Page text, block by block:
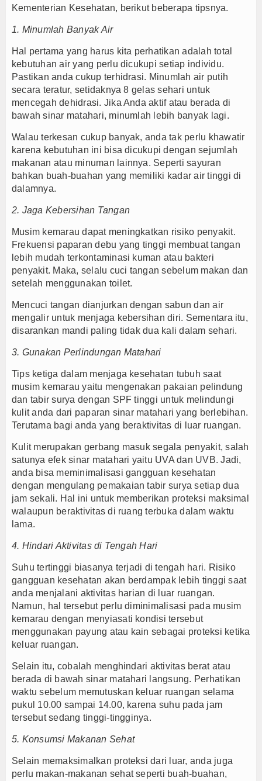
Kementerian Kesehatan, berikut beberapa tipsnya.
1. Minumlah Banyak Air
Hal pertama yang harus kita perhatikan adalah total
kebutuhan air yang perlu dicukupi setiap individu.
Pastikan anda cukup terhidrasi. Minumlah air putih
secara teratur, setidaknya 8 gelas sehari untuk
mencegah dehidrasi. Jika Anda aktif atau berada di
bawah sinar matahari, minumlah lebih banyak lagi.
Walau terkesan cukup banyak, anda tak perlu khawatir
karena kebutuhan ini bisa dicukupi dengan sejumlah
makanan atau minuman lainnya. Seperti sayuran
bahkan buah-buahan yang memiliki kadar air tinggi di
dalamnya.
2. Jaga Kebersihan Tangan
Musim kemarau dapat meningkatkan risiko penyakit.
Frekuensi paparan debu yang tinggi membuat tangan
lebih mudah terkontaminasi kuman atau bakteri
penyakit. Maka, selalu cuci tangan sebelum makan dan
setelah menggunakan toilet.
Mencuci tangan dianjurkan dengan sabun dan air
mengalir untuk menjaga kebersihan diri. Sementara itu,
disarankan mandi paling tidak dua kali dalam sehari.
3. Gunakan Perlindungan Matahari
Tips ketiga dalam menjaga kesehatan tubuh saat
musim kemarau yaitu mengenakan pakaian pelindung
dan tabir surya dengan SPF tinggi untuk melindungi
kulit anda dari paparan sinar matahari yang berlebihan.
Terutama bagi anda yang beraktivitas di luar ruangan.
Kulit merupakan gerbang masuk segala penyakit, salah
satunya efek sinar matahari yaitu UVA dan UVB. Jadi,
anda bisa meminimalisasi gangguan kesehatan
dengan mengulang pemakaian tabir surya setiap dua
jam sekali. Hal ini untuk memberikan proteksi maksimal
walaupun beraktivitas di ruang terbuka dalam waktu
lama.
4. Hindari Aktivitas di Tengah Hari
Suhu tertinggi biasanya terjadi di tengah hari. Risiko
gangguan kesehatan akan berdampak lebih tinggi saat
anda menjalani aktivitas harian di luar ruangan.
Namun, hal tersebut perlu diminimalisasi pada musim
kemarau dengan menyiasati kondisi tersebut
menggunakan payung atau kain sebagai proteksi ketika
keluar ruangan.
Selain itu, cobalah menghindari aktivitas berat atau
berada di bawah sinar matahari langsung. Perhatikan
waktu sebelum memutuskan keluar ruangan selama
pukul 10.00 sampai 14.00, karena suhu pada jam
tersebut sedang tinggi-tingginya.
5. Konsumsi Makanan Sehat
Selain memaksimalkan proteksi dari luar, anda juga
perlu makan-makanan sehat seperti buah-buahan,